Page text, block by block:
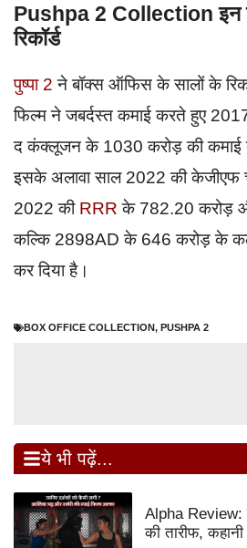
Pushpa 2 Collection इन
रिकॉर्ड
पुष्पा 2 ने बॉक्स ऑफिस के सालों के
फिल्म ने जबर्दस्त कमाई करते हुए
द कंक्लूजन के 1030 करोड़ की कमाई
इसके अलावा साल 2022 की केजीएफ
2022 की RRRके 782.20 करोड़
कल्कि 2898AD के 646 करोड़ के
कर दिया है।
BOX OFFICE COLLECTION, PUSHPA 2
ये भी पढ़ें...
Alpha Review:
की तारीफ, कहानी